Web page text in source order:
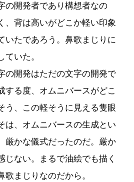
の開発者であり構想者なの
、背は高いがどこか軽い印象
いたであろう。鼻歌まじりに
ていた。
開発はただの文字の開発で
する度、オムニバースがどこ
う、この軽そうに見える隻眼
は、オムニバースの生成とい
厳かな儀式だったのだ。厳か
じない。まるで油絵でも描く
まじりなのだから。